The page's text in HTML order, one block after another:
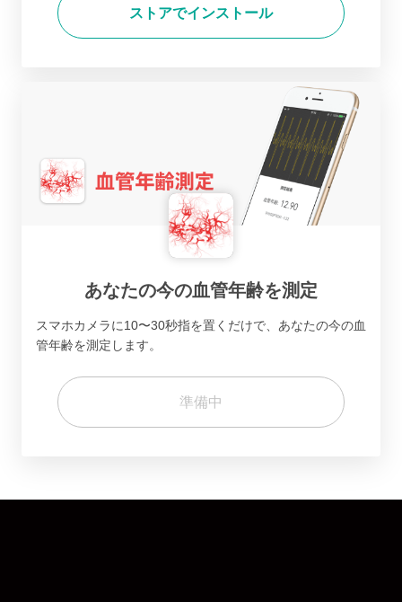
ストアでインストール
あなたの今の血管年齢を測定
スマホカメラに10〜30秒指を置くだけで、あなたの今の血
管年齢を測定します。
準備中